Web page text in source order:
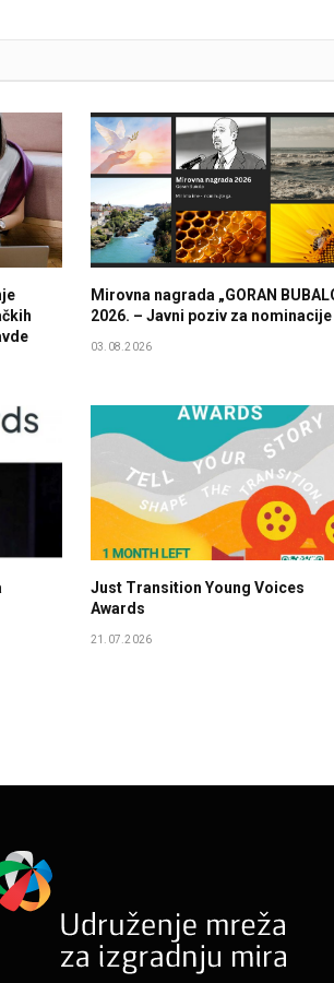
Mirovna nagrada „GORAN
2026. – Javni poziv za nominacije
03.08.2026
Just Transition Young Voices
Awards
21.07.2026